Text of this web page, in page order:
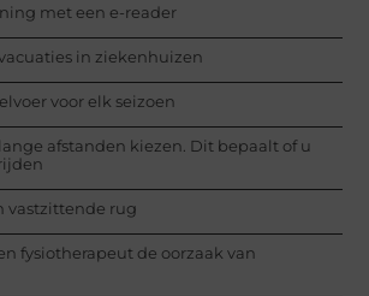
met een e-reader
in ziekenhuizen
voor elk seizoen
afstanden kiezen. Dit bepaalt of u
vastzittende rug
fysiotherapeut de oorzaak van